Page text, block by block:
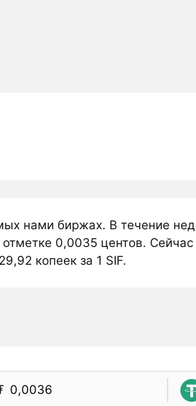
нами биржах. В течение
0,0035 центов. Сейчас
копеек за 1 SIF.